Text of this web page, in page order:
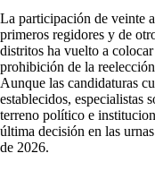
La participación de veinte
primeros regidores y de
distritos ha vuelto a
prohibición de la
Aunque las candidaturas
establecidos, especialistas
terreno político e
última decisión en las
de 2026.